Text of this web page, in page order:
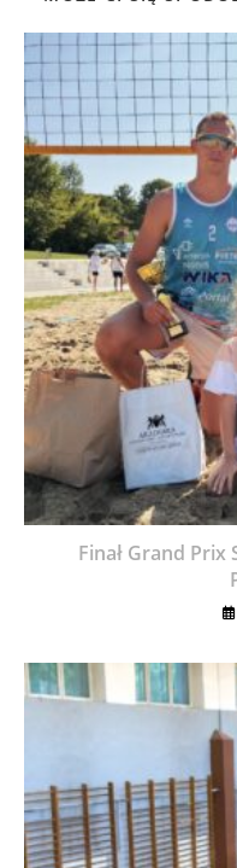
Finał Grand Prix